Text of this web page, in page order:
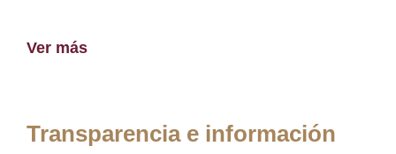
Ver más
Transparencia e información